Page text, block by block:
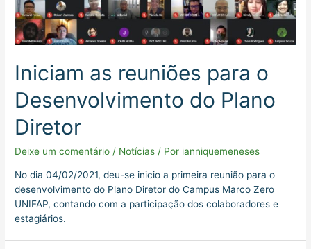
Iniciam as reuniões para o
Desenvolvimento do Plano
Diretor
Deixe um comentário / Notícias / Por ianniquemeneses
No dia 04/02/2021, deu-se inicio a primeira reunião para o
desenvolvimento do Plano Diretor do Campus Marco Zero
UNIFAP, contando com a participação dos colaboradores e
estagiários.